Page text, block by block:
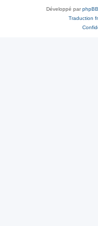
Développé parphpBB
Traduction